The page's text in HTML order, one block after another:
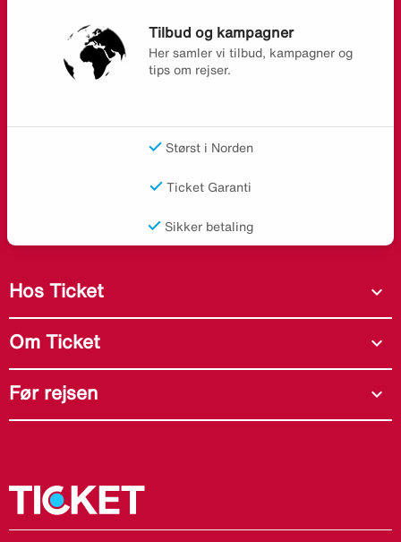
Tilbud og kampagner
Her samler vi tilbud, kampagner og
tips om rejser.
Størst i Norden
Ticket Garanti
Sikker betaling
Hos Ticket expand_more
Om Ticket expand_more
Før rejsen expand_more